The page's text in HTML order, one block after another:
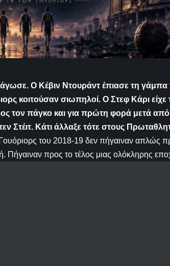
άγωσε. Ο Κέβιν Ντουράντ έπιασε τη γάμπα
κοιτούσαν σιωπηλοί. Ο Στεφ Κάρι είχε
τον πάγκο και για πρώτη φορά μετά από
Στέιτ. Κάτι άλλαξε τότε στους Π
Γουόριορς του 2018-19 δεν πήγαιναν απλώς
Πήγαιναν προς το τέλος μιας ολόκληρης